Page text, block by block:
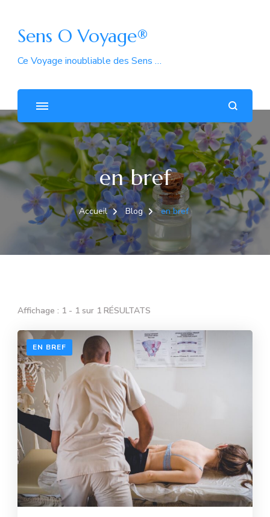
Sens O Voyage®
Ce Voyage inoubliable des Sens …
en bref
Accueil Blog en bref
Affichage : 1 - 1 sur 1 RÉSULTATS
EN BREF